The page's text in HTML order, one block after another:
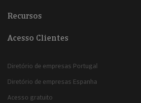
Recursos
Acesso Clientes
Diretório de empresas Portugal
Diretório de empresas Espanha
Acesso gratuito